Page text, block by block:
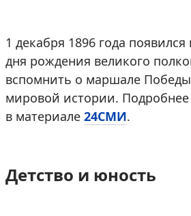
1 декабря 1896 года появился
дня рождения великого
вспомнить о маршале
мировой истории.
в материале 24СМИ.
Детство и юность